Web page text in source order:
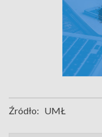
Źródło: UMŁ